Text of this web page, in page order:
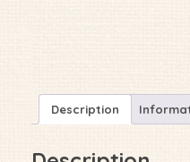
Description